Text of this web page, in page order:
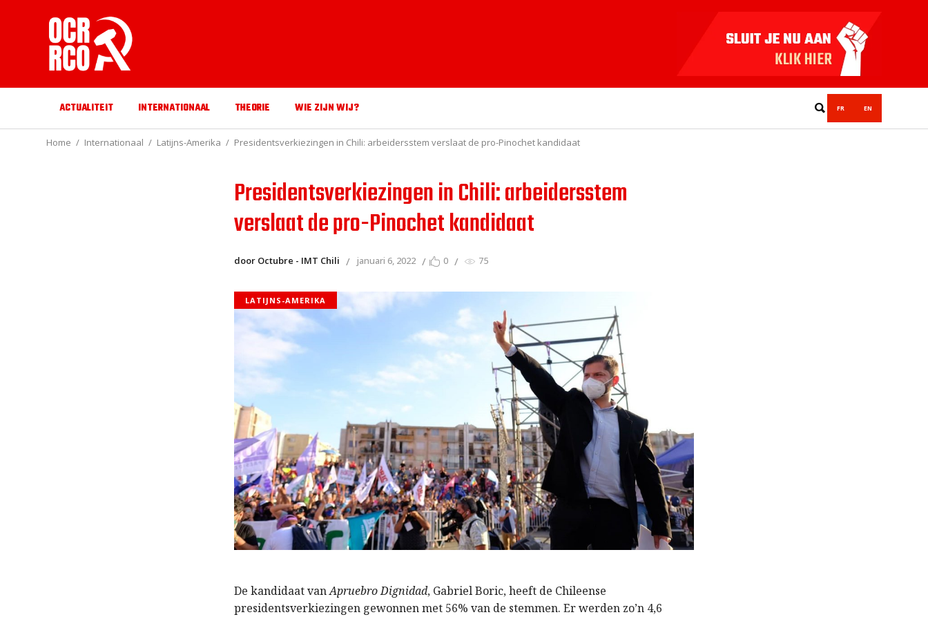
ACTUALITEIT INTERNATIONAAL THEORIE WIE ZIJN WIJ? FR EN
Home Internationaal Latijns-Amerika Presidentsverkiezingen in Chili: arbeidersstem verslaat de pro-Pinochet kandidaat
Presidentsverkiezingen in Chili: arbeidersstem
verslaat de pro-Pinochet kandidaat
door Octubre - IMT Chili januari 6, 2022 0 75
LATIJNS-AMERIKA
De kandidaat vanApruebro Dignidad, Gabriel Boric, heeft de Chileense
presidentsverkiezingen gewonnen met 56% van de stemmen. Er werden zo’n 4,6